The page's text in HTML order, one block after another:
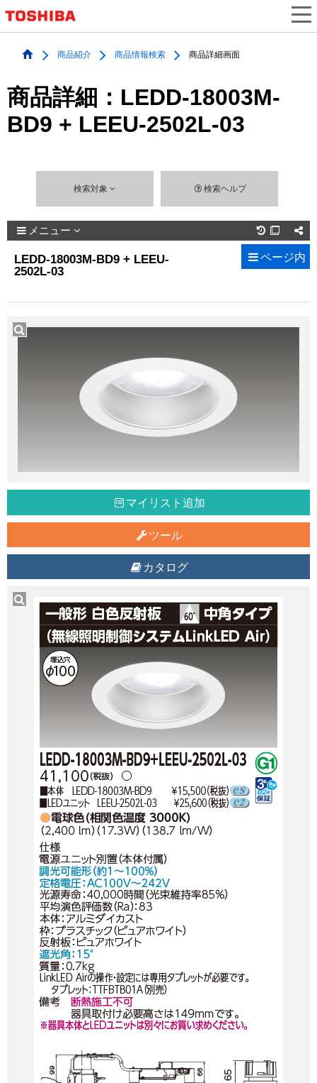
商品紹介 商品情報検索 商品詳細画面
商品詳細：LEDD-18003M-
BD9 + LEEU-2502L-03
検索対象 検索ヘルプ
メニュー 
LEDD-18003M-BD9 + LEEU-
2502L-03
ページ内
マイリスト追加
ツール
カタログ